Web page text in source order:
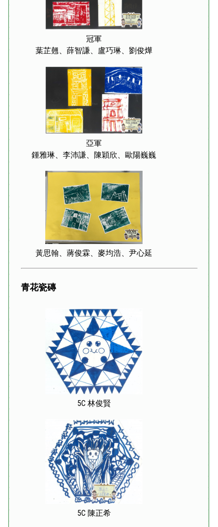
冠軍
葉芷翹、薛智謙、盧巧琳、劉俊燁
亞軍
鍾雅琳、李沛謙、陳穎欣、歐陽巍巍
黃思翰、蔣俊霖、麥均浩、尹心延
青花瓷磚
5C 林俊賢
5C 陳正希